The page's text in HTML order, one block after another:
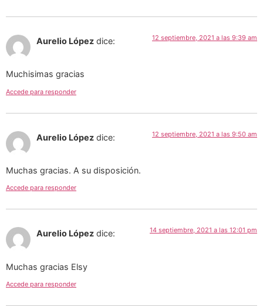
Aurelio López dice: 12 septiembre, 2021 a las 9:39 am
Muchisimas gracias
Accede para responder
Aurelio López dice: 12 septiembre, 2021 a las 9:50 am
Muchas gracias. A su disposición.
Accede para responder
Aurelio López dice: 14 septiembre, 2021 a las 12:01 pm
Muchas gracias Elsy
Accede para responder